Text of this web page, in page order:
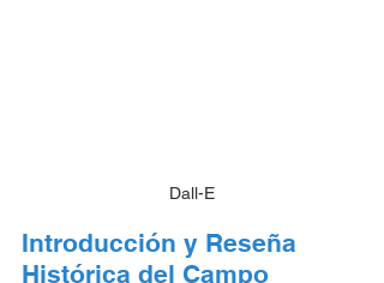
Dall-E
Introducción y Reseña
Histórica del Campo